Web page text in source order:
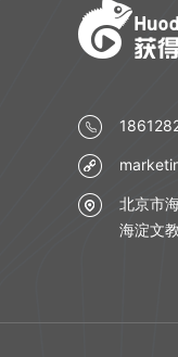
北京市
海淀文